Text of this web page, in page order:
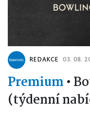
REDAKCE 03. 08.
Premium •
(týdenní